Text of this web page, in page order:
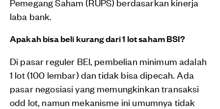
laba bank.
Apakah bisa beli kurang dari 1 lot saham BSI?
Di pasar reguler BEI, pembelian minimum adalah
1 lot (100 lembar) dan tidak bisa dipecah. Ada
pasar negosiasi yang memungkinkan transaksi
odd lot, namun mekanisme ini umumnya tidak